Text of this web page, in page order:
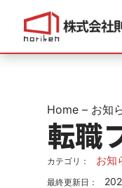
Home – お知
転職
カテゴリ： お知
最終更新日：